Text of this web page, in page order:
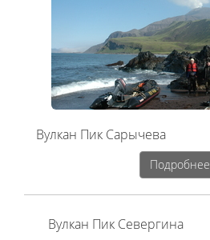
​Вулкан Пик Сарычева
Подробнее
Вулкан Пик Севергина